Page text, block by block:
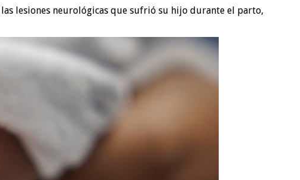
lesiones neurológicas que sufrió su hijo durante el parto,